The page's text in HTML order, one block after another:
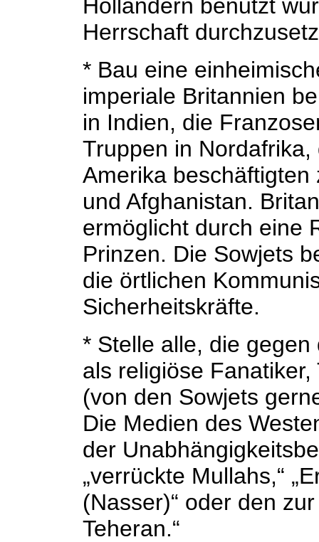
Holländern benutzt
Herrschaft
* Bau eine
imperiale Britannien
in Indien, die
Truppen in
Amerika
und Afghanistan.
ermöglicht durch eine
Prinzen. Die Sowjets
die örtlichen
Sicherheitskräfte.
* Stelle alle, die
als religiöse
(von den Sowjets
Die Medien des
der
„verrückte Mullahs,“
(Nasser)“ oder den
Teheran.“